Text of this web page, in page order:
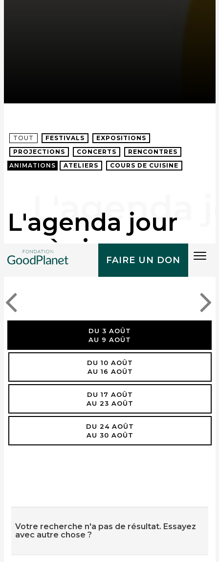
FAIRE UN DON
TOUT FESTIVALS
EXPOSITIONS
PROJECTIONS
CONCERTS
RENCONTRES
ANIMATIONS
ATELIERS COURS DE CUISINE
L'agenda jour
après jour
DU 3 AOÛT
AU 9 AOÛT
DU 10 AOÛT
AU 16 AOÛT
DU 17 AOÛT
AU 23 AOÛT
DU 24 AOÛT
AU 30 AOÛT
Votre recherche n'a pas de résultat. Essayez
avec autre chose ?